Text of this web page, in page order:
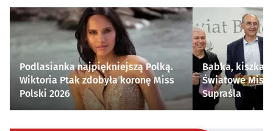
Podlasianka najpiękniejszą Polką.
Wiktoria Ptak zdobyła koronę Miss
Polski 2026
Babka, kiszka i
Światowe
Supraśla